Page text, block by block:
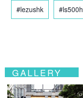
#lezushk #ls500h
GALLERY